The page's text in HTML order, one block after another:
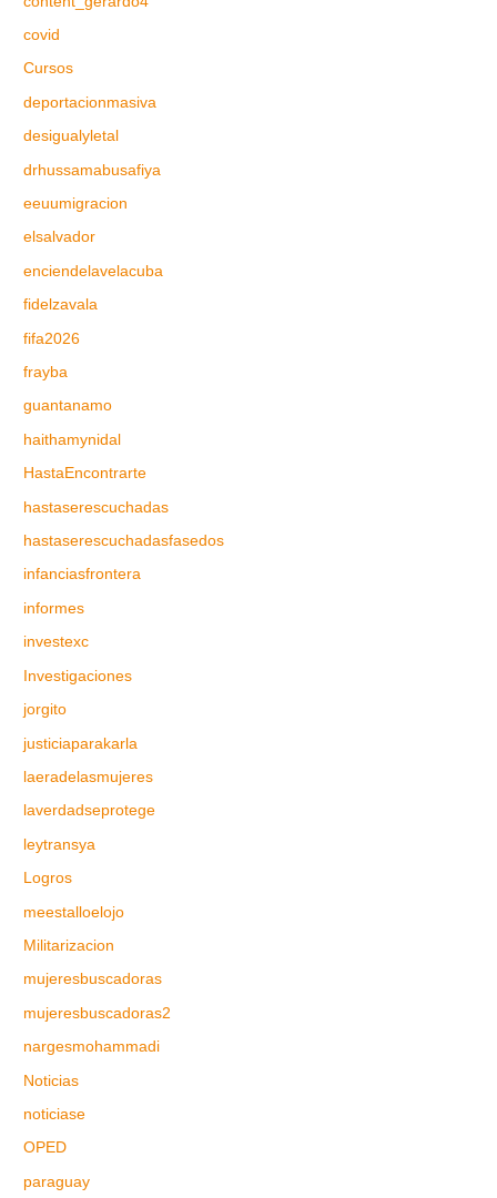
covid
Cursos
deportacionmasiva
desigualyletal
drhussamabusafiya
eeuumigracion
elsalvador
enciendelavelacuba
fidelzavala
fifa2026
frayba
guantanamo
haithamynidal
HastaEncontrarte
hastaserescuchadas
hastaserescuchadasfasedos
infanciasfrontera
informes
investexc
Investigaciones
jorgito
justiciaparakarla
laeradelasmujeres
laverdadseprotege
leytransya
Logros
meestalloelojo
Militarizacion
mujeresbuscadoras
mujeresbuscadoras2
nargesmohammadi
Noticias
noticiase
OPED
paraguay